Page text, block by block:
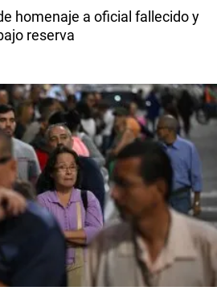
homenaje a oficial fallecido y
reserva